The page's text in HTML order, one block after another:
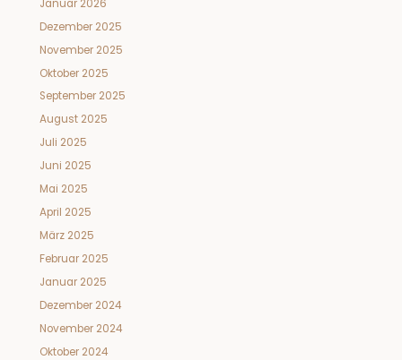
Januar 2026
Dezember 2025
November 2025
Oktober 2025
September 2025
August 2025
Juli 2025
Juni 2025
Mai 2025
April 2025
März 2025
Februar 2025
Januar 2025
Dezember 2024
November 2024
Oktober 2024